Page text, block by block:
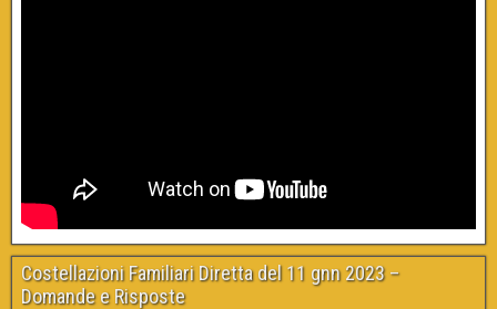
Costellazioni Familiari Diretta del 11 gnn 2023 –
Domande e Risposte